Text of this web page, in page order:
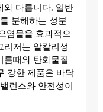
와 다릅니다. 일반
분해하는 성분
염물을 효과적으
리저는 알칼리성
름때와 탄화물질
강한 제품은 바닥
런스와 안전성이